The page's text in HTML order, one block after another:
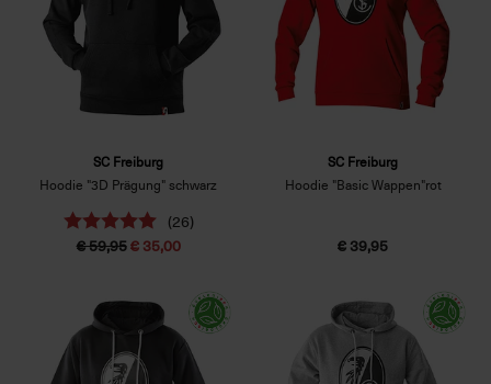
SC Freiburg
Hoodie "3D Prägung" schwarz
(26)
€ 59,95€ 35,00
SC Freiburg
Hoodie "Basic Wappen"rot
€ 39,95